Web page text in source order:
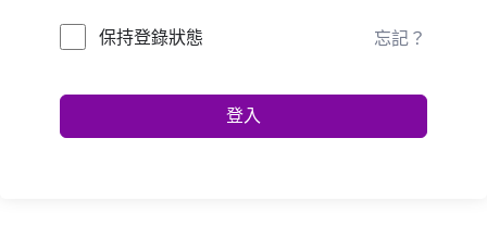
保持登錄狀態 忘記？
登入